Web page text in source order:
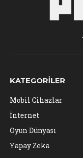
KATEGORILER
Mobil Cihazlar
İnternet
Oyun Dünyası
Yapay Zeka